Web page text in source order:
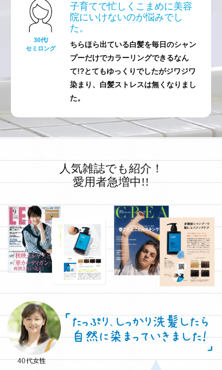
30代/
セミロング
子育てで忙しく こまめに美容
院にいけないのが悩みでし
た。
ちらほら出ている白髪を毎日のシャン
プーだけでカラーリングできるなん
て!?とてもゆっくりでしたがジワジワ
染まり、白髪ストレスは無くなりまし
た。
人気雑誌でも紹介！
愛用者急増中!!